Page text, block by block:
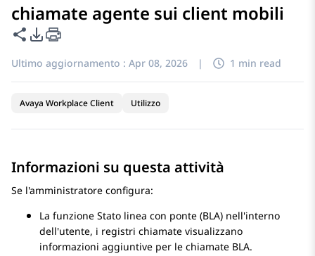
chiamate agente sui client mobili
Condividi questa pagina
Opzioni di esportazione PDF
Ultimo aggiornamento : Apr 08, 2026 | 1 min read
Avaya Workplace Client Utilizzo
Informazioni su questa attività
Se l'amministratore configura:
La funzione Stato linea con ponte (BLA) nell'interno
dell'utente, i registri chiamate visualizzano
informazioni aggiuntive per le chiamate BLA.